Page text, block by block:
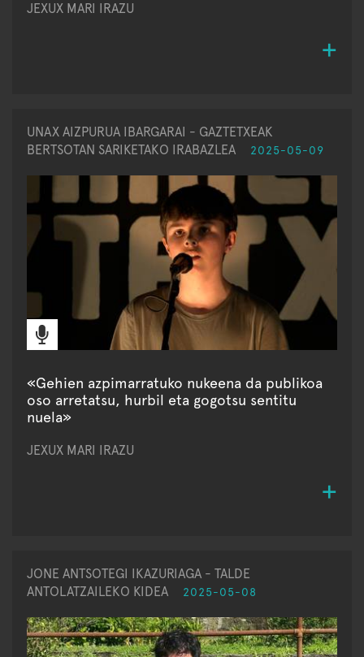
JEXUX MARI IRAZU
UNAX AIZPURUA IBARGARAI - GAZTETXEAK
BERTSOTAN SARIKETAKO IRABAZLEA
2025-05-09
«Gehien azpimarratuko nukeena da publikoa
oso arretatsu, hurbil eta gogotsu sentitu
nuela»
JEXUX MARI IRAZU
JONE ANTSOTEGI IKAZURIAGA - TALDE
ANTOLATZAILEKO KIDEA
2025-05-08